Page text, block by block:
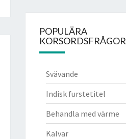
POPULÄRA
KORSORDSFRÅGOR
Svävande
Indisk furstetitel
Behandla med värme
Kalvar